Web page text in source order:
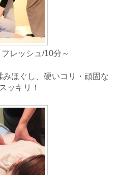
レッシュ/10分～
ほぐし、硬いコリ・頑固な
ッキリ！